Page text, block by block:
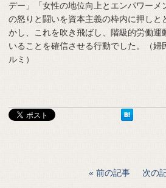
デー」「女性の地位向上とエンパワーメ
の怒りと闘いを資本主義の枠内に押しと
かし、これを吹き飛ばし、階級的労働運
いることを確信させる行動でした。（婦
ルミ）
前の記事 次の